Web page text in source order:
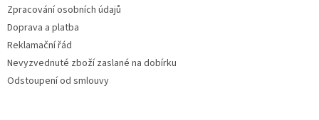
Zpracování osobních údajů
Doprava a platba
Reklamační řád
Nevyzvednuté zboží zaslané na dobírku
Odstoupení od smlouvy